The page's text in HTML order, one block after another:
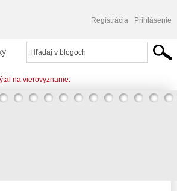
Registrácia Prihlásenie
na vierovyznanie.